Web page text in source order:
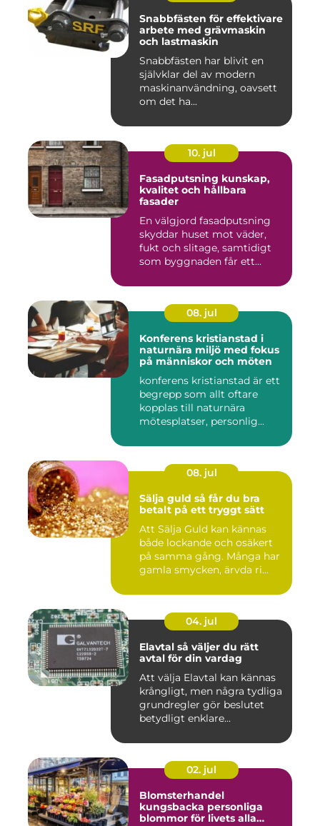
Snabbfästen för effektivare
arbete med grävmaskin
och lastmaskin
Snabbfästen har blivit en
självklar del av modern
maskinanvändning, oavsett
om det ha...
10. jul
Fasadputsning kunskap,
kvalitet och hållbara
fasader
En välgjord fasadputsning
skyddar huset mot väder,
fukt och slitage, samtidigt
som byggnaden får ett...
08. jul
Konferens kristianstad i
naturnära miljö med fokus
på människor och möten
konferens kristianstad är ett
begrepp som allt oftare
kopplas till naturnära
mötesplatser, personlig...
08. jul
Sälja guld så får du bra
betalt på ett tryggt sätt
Att Sälja Guld kan kännas
både lockande och osäkert
på samma gång. Många har
gamla smycken, ärvda ri...
04. jul
Elavtal så väljer du rätt
avtal för din vardag
Att välja Elavtal kan kännas
krångligt, men några tydliga
grundregler gör beslutet
betydligt enklare...
02. jul
Blomsterhandel
kungsbacka personliga
blommor för livets alla